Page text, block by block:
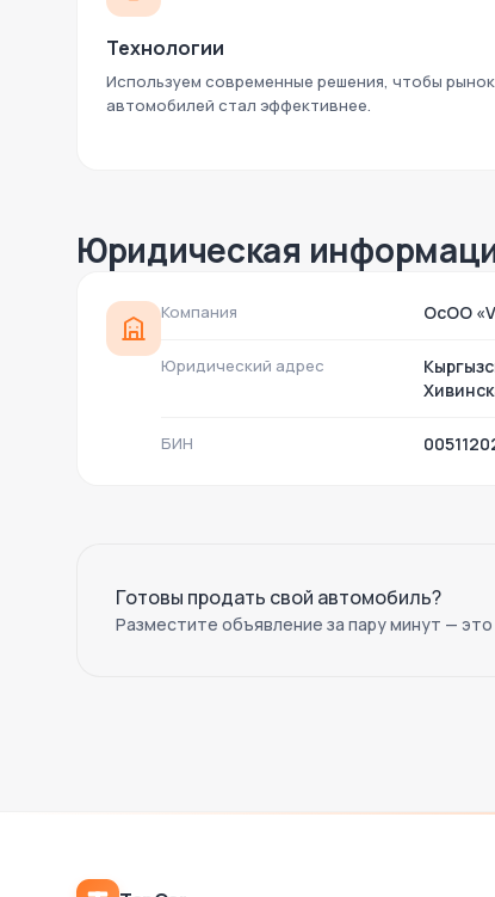
Технологии
Используем современные решения, чтобы рынок
автомобилей стал эффективнее.
Юридическая
Компания ОсОО
Юридический адрес
БИН
Готовы продать свой автомобиль?
Разместите объявление за пару минут —